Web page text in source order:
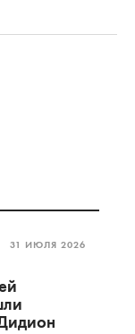
31 ИЮЛЯ 2026